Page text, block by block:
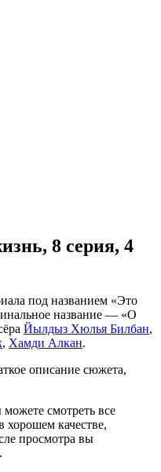
8 серия, 4
под названием «Это
название — «O
Йылдыз Хюлья Билбан,
, Хамди Алкан.
описание сюжета,
смотреть все
хорошем качестве,
просмотра вы